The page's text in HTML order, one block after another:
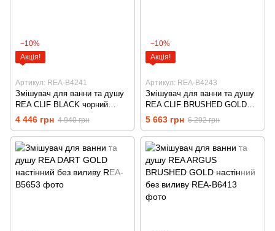
−10%
Акція!
Артикул: REA-B4241
Змішувач для ванни та душу
REA CLIF BLACK чорний
настінний без виливу
4 446 грн 4 940 грн
−10%
Акція!
Артикул: REA-B4243
Змішувач для ванни та душу
REA CLIF BRUSHED GOLD
настінний без виливу
5 663 грн 6 292 грн